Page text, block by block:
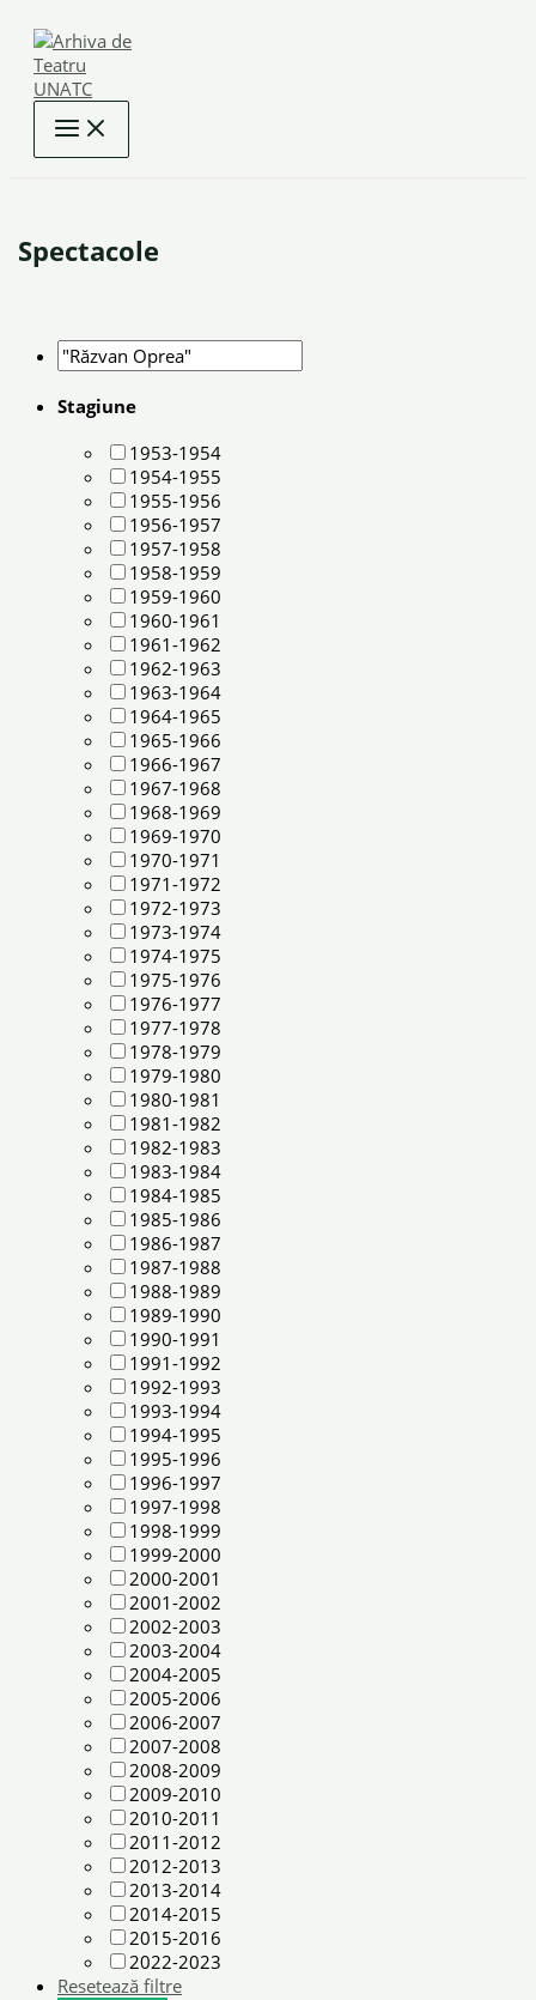
content
Spectacole
Stagiune
1953-1954
1954-1955
1955-1956
1956-1957
1957-1958
1958-1959
1959-1960
1960-1961
1961-1962
1962-1963
1963-1964
1964-1965
1965-1966
1966-1967
1967-1968
1968-1969
1969-1970
1970-1971
1971-1972
1972-1973
1973-1974
1974-1975
1975-1976
1976-1977
1977-1978
1978-1979
1979-1980
1980-1981
1981-1982
1982-1983
1983-1984
1984-1985
1985-1986
1986-1987
1987-1988
1988-1989
1989-1990
1990-1991
1991-1992
1992-1993
1993-1994
1994-1995
1995-1996
1996-1997
1997-1998
1998-1999
1999-2000
2000-2001
2001-2002
2002-2003
2003-2004
2004-2005
2005-2006
2006-2007
2007-2008
2008-2009
2009-2010
2010-2011
2011-2012
2012-2013
2013-2014
2014-2015
2015-2016
2022-2023
Resetează filtre